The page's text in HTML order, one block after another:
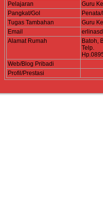
Pelajaran
Guru
Pangkat/Gol
Penata/
Tugas Tambahan
Guru
Email
Alamat Rumah
Batoh,
Telp.
Web/Blog Pribadi
Profil/Prestasi